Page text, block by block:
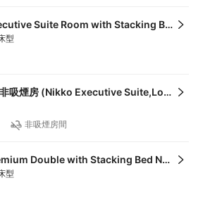
Nikko Executive Suite Room with Stacking Bed - Non-Smoking (Triple Use) Special Offer [NR]
型
行政套房, 非吸煙房 (Nikko Executive Suite,Lounge Access)
非吸煙房間
Nikko Premium Double with Stacking Bed Non-Smoking (Triple use)
型